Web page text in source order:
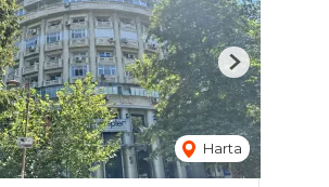
Harta
Next